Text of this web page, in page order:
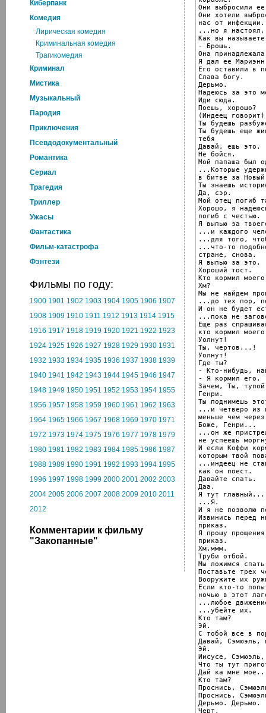
Киберпанк
Комедия
Лирическая комедия
Криминальная комедия
Трагикомедия
Криминал
Мистика
Музыкальный
Пародия
Приключения
Псевдодокументальный
Романтика
Cериал
Трагедия
Триллер
Ужасы
Фантастика
Фильм-катастрофа
Фэнтези
Фильмы по году:
1900 1901 1902 1903 1904 1905 1906 1907
1908 1909 1910 1911 1912 1913 1914 1915
1916 1917 1918 1919 1920 1921 1922 1923
1924 1925 1926 1927 1928 1929 1930 1931
1932 1933 1934 1935 1936 1937 1938 1939
1940 1941 1942 1943 1944 1945 1946 1947
1948 1949 1950 1951 1952 1953 1954 1955
1956 1957 1958 1959 1960 1961 1962 1963
1964 1965 1966 1967 1968 1969 1970 1971
1972 1973 1974 1975 1976 1977 1978 1979
1980 1981 1982 1983 1984 1985 1986 1987
1988 1989 1990 1991 1992 1993 1994 1995
1996 1997 1998 1999 2000 2001 2002 2003
2004 2005 2006 2007 2008 2009 2010 2011
2012
Комментарии к фильму
"Закопанные"
Они выбросили
Они хотели
нас от
...но я настоял,
Как вы
- Брошь.
Она
Я дал ее
Его оставили в
Слава богу.
Дерьмо.
Надеюсь за это
Иди сюда.
Поешь, хорошо?
(Индеец говорит)
Ты будешь
Ты будешь еще
тебя
Давай, ешь это.
Не бойся.
Мой папаша был
...Которые
в битве за
Ты знаешь
Да, сэр.
Мой отец погиб
Хорошо, я
погиб с честью.
Я выпью за
...и каждого
...для того,
...что-то
стране, снова.
Я выпью за это.
Хороший тост.
Кто кормил
Хм?
Мы не найдем
...до тех пор,
И он не будет
...пока не
Еще раз
кто кормил
Уолнут!
Ты, чертов...!
Уолнут!
Где ты?
- Кто-нибудь,
- Я кормил его.
Зачем, Ты,
Генри.
Ты поднимешь
...и четверо из
меньше чем
Боже, Генри...
...он же
не успеешь
И если Коффи
которым твой
...индеец не
как он поест.
Давайте спать.
Даа.
Я тут главный...
...Я.
И я не позволю
Извинись перед
приказ.
Я прошу
приказ.
Хм.ммм.
Труби отбой.
Мы ложимся
Поставьте трех
Вооружите их
Если кто-то
ночью в этот
...любое
...убейте их.
Кто там?
Эй.
С тобой все в
Давай, Сэмюэль,
Эй.
Иисусе,
Что ты тут
Дай ка мне
Кто там?
Проснись,
Проснись,
Дерьмо. Дерьмо.
Черт.